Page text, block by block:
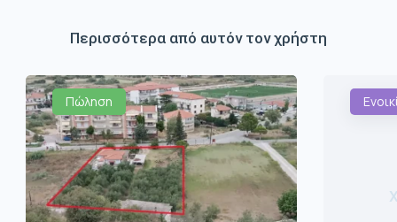
Περισσότερα από αυτόν τον χρήστη
Πώληση